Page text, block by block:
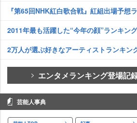
『第65回NHK紅白歌合戦』紅組出場予想
2011年最も活躍した“今年の顔”ランキング
2万人が選ぶ好きなアーティストランキン
エンタメランキング登場記
芸能人事典